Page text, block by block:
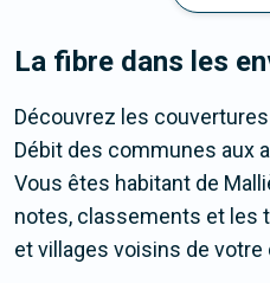
La fibre dans les
Découvrez les
Débit des communes aux
Vous êtes habitant de
notes, classements et les
et villages voisins de votre